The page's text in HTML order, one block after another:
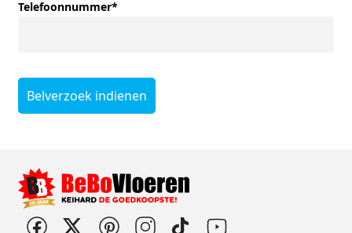
Telefoonnummer*
Belverzoek indienen